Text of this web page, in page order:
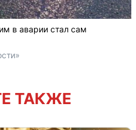
в аварии стал сам
ТАКЖЕ